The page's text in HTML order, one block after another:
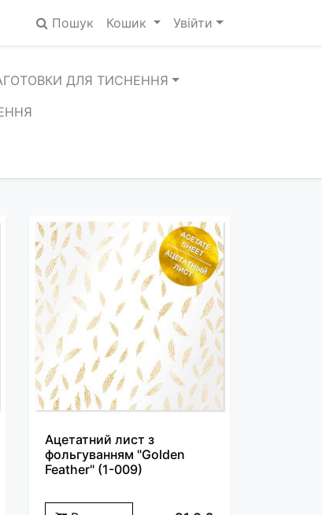
Пошук Кошик Увійти
ДЛЯ ТИСНЕННЯ
Ацетатний лист з
фольгуванням "Golden
Feather" (1-009)